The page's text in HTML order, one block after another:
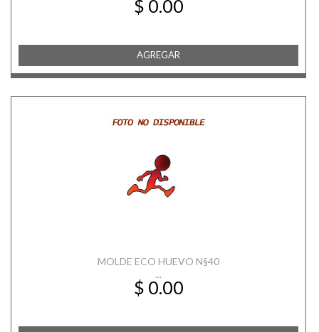
$ 0.00
AGREGAR
MOLDE ECO HUEVO N§40
...
$ 0.00